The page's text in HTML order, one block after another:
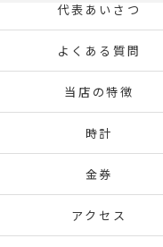
代表あいさつ
よくある質問
当店の特徴
時計
金券
アクセス